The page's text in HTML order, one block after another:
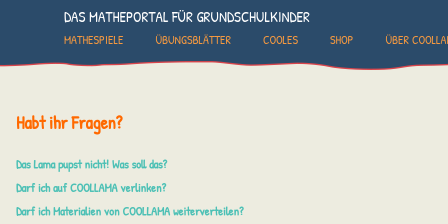
DAS MATHEPORTAL FÜR GRUNDSCHULKINDER
MATHESPIELE ÜBUNGSBLÄTTER COOLES SHOP ÜBER
Habt ihr Fragen?
Das Lama pupst nicht! Was soll das?
Darf ich auf COOLLAMA verlinken?
Darf ich Materialien von COOLLAMA weiterverteilen?